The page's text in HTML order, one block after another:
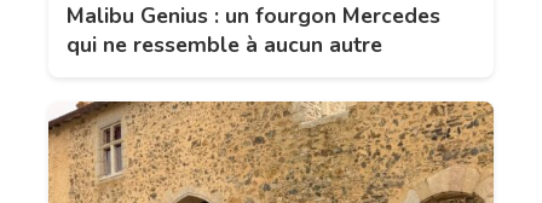
Malibu Genius : un fourgon Mercedes
qui ne ressemble à aucun autre